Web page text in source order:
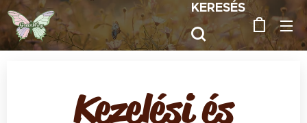
KERESÉS
Kezelési és